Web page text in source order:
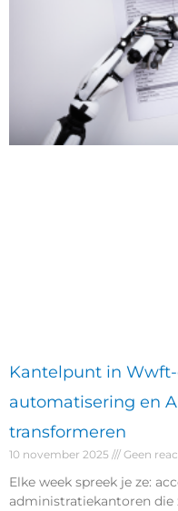
Kantelpunt in
automatisering en
transformeren
10 november 2025 Geen
Elke week spreek je ze:
administratiekantoren die